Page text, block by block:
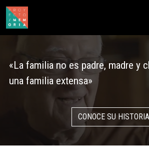
Pasar al contenido principal
«La familia no es padre, madre y
una familia extensa»
CONOCE SU HISTORIA